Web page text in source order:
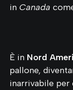
in Canada
È in Nord
pallone,
inarrivabile per